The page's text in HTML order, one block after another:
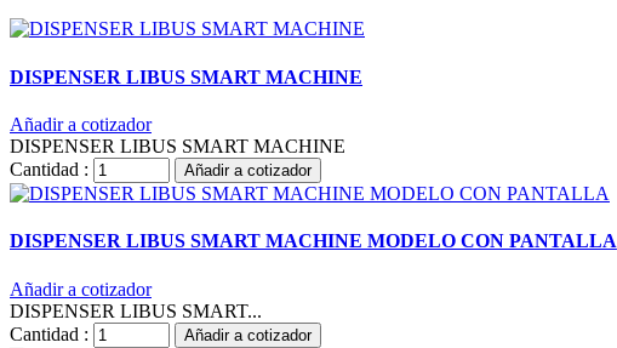
DISPENSER LIBUS SMART MACHINE
Añadir a cotizador
DISPENSER LIBUS SMART MACHINE
Cantidad :
Añadir a cotizador
DISPENSER LIBUS SMART MACHINE MODELO CON PANTALLA
Añadir a cotizador
DISPENSER LIBUS SMART...
Cantidad :
Añadir a cotizador